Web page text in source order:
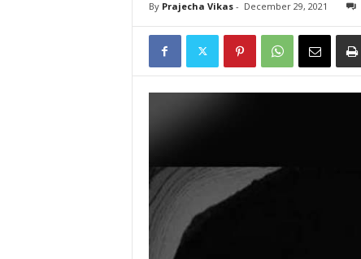
By Prajecha Vikas- December 29, 2021